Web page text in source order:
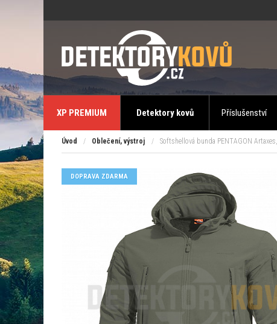
XP PREMIUM Detektory kovů Příslušenství
Úvod / Oblečení, výstroj / Softshellová bunda PENTAGON
DOPRAVA ZDARMA